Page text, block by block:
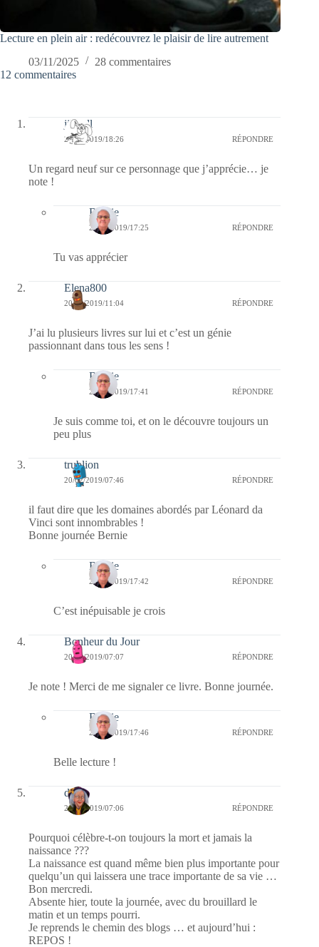
Lecture en plein air : redécouvrez le plaisir de lire autrement
03/11/2025
28 commentaires
12 commentaires
jill bill
20/02/2019/18:26 RÉPONDRE
Un regard neuf sur ce personnage que j’apprécie… je
note !
Bernie
21/02/2019/17:25 RÉPONDRE
Tu vas apprécier
Elena800
20/02/2019/11:04 RÉPONDRE
J’ai lu plusieurs livres sur lui et c’est un génie
passionnant dans tous les sens !
Bernie
20/02/2019/17:41 RÉPONDRE
Je suis comme toi, et on le découvre toujours un
peu plus
trublion
20/02/2019/07:46 RÉPONDRE
il faut dire que les domaines abordés par Léonard da
Vinci sont innombrables !
Bonne journée Bernie
Bernie
20/02/2019/17:42 RÉPONDRE
C’est inépuisable je crois
Bonheur du Jour
20/02/2019/07:07 RÉPONDRE
Je note ! Merci de me signaler ce livre. Bonne journée.
Bernie
20/02/2019/17:46 RÉPONDRE
Belle lecture !
dom
20/02/2019/07:06 RÉPONDRE
Pourquoi célèbre-t-on toujours la mort et jamais la
naissance ???
La naissance est quand même bien plus importante pour
quelqu’un qui laissera une trace importante de sa vie …
Bon mercredi.
Absente hier, toute la journée, avec du brouillard le
matin et un temps pourri.
Je reprends le chemin des blogs … et aujourd’hui :
REPOS !